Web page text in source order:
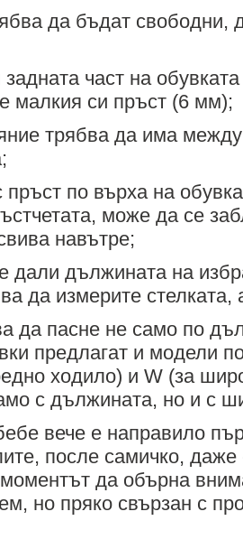
да бъдат свободни,
част на
малкия си пръст (6 мм);
трябва да има
пръст по върха на
може да се
навътре;
дали дължината на
да измерите стелката,
да пасне не само по
предлагат и модели
ходило) и W (за
с дължината, но и с
вече е направило
после самичко, даже
да обърна
но пряко свързан с